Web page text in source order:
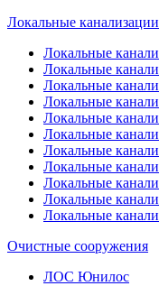
Локальные канализации
Локальные
Локальные
Локальные
Локальные
Локальные
Локальные
Локальные
Локальные
Локальные
Локальные
Локальные
Очистные сооружения
ЛОС Юнилос